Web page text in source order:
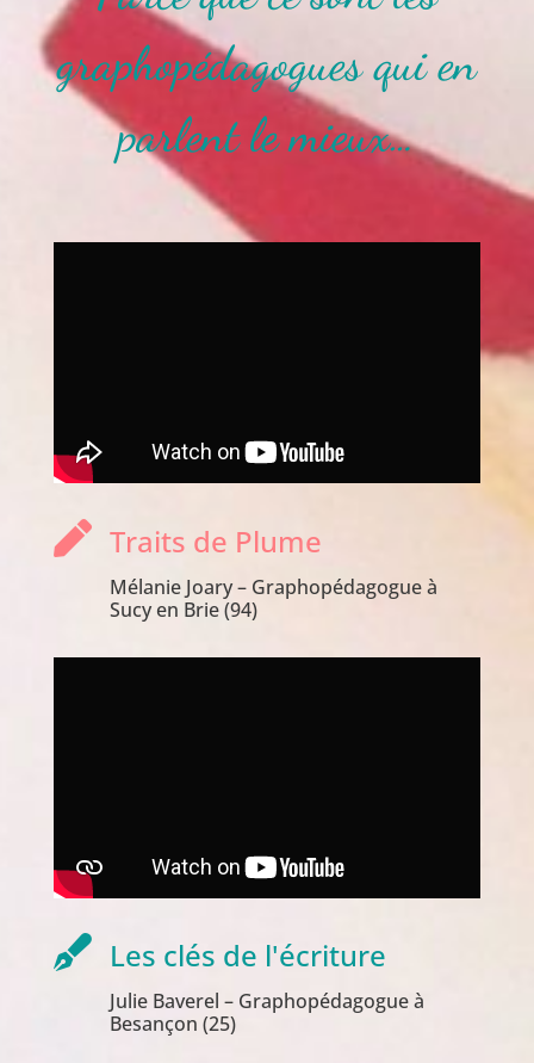
graphopédagogues qui en
parlent le mieux…
 Traits de Plume
Mélanie Joary – Graphopédagogue à
Sucy en Brie (94)
 Les clés de l'écriture
Julie Baverel – Graphopédagogue à
Besançon (25)